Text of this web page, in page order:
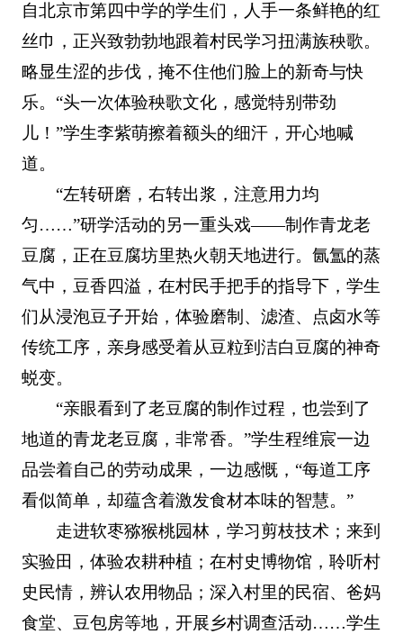
自北京市第四中学的学生们，人手一条鲜艳的红
丝巾，正兴致勃勃地跟着村民学习扭满族秧歌。
略显生涩的步伐，掩不住他们脸上的新奇与快
乐。“头一次体验秧歌文化，感觉特别带劲
儿！”学生李紫萌擦着额头的细汗，开心地喊
道。
“左转研磨，右转出浆，注意用力均
匀……”研学活动的另一重头戏——制作青龙老
豆腐，正在豆腐坊里热火朝天地进行。氤氲的蒸
气中，豆香四溢，在村民手把手的指导下，学生
们从浸泡豆子开始，体验磨制、滤渣、点卤水等
传统工序，亲身感受着从豆粒到洁白豆腐的神奇
蜕变。
“亲眼看到了老豆腐的制作过程，也尝到了
地道的青龙老豆腐，非常香。”学生程维宸一边
品尝着自己的劳动成果，一边感慨，“每道工序
看似简单，却蕴含着激发食材本味的智慧。”
走进软枣猕猴桃园林，学习剪枝技术；来到
实验田，体验农耕种植；在村史博物馆，聆听村
史民情，辨认农用物品；深入村里的民宿、爸妈
食堂、豆包房等地，开展乡村调查活动……学生